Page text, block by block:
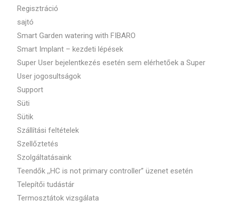
Regisztráció
sajtó
Smart Garden watering with FIBARO
Smart Implant – kezdeti lépések
Super User bejelentkezés esetén sem elérhetőek a Super
User jogosultságok
Support
Süti
Sütik
Szállítási feltételek
Szellőztetés
Szolgáltatásaink
Teendők ,,HC is not primary controller” üzenet esetén
Telepítői tudástár
Termosztátok vizsgálata